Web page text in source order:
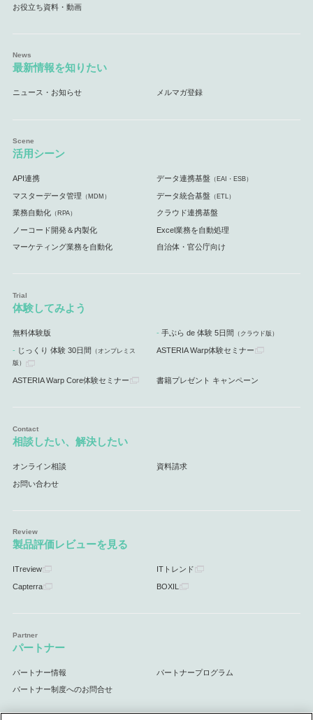
お役立ち資料・動画
最新情報を知りたい
ニュース・お知らせ メルマガ登録
活用シーン
API連携 データ連携基盤 （EAI・ESB）
マスターデータ管理 （MDM） データ統合基盤 （ETL）
業務自動化（RPA） クラウド連携基盤
ノーコード開発＆内製化 Excel業務を自動処理
マーケティング業務を自動化 自治体・官公庁向け
体験してみよう
無料体験版 手ぶら de 体験 5日間 （クラウド版）
じっくり 体験 30日間 （オンプレミス
版）
ASTERIA Warp体験セミナー
ASTERIA Warp Core体験セミナー 書籍プレゼント キャンペーン
相談したい、解決したい
オンライン相談 資料請求
お問い合わせ
製品評価レビューを見る
ITreview ITトレンド
Capterra BOXIL
パートナー
パートナー情報 パートナープログラム
パートナー制度へのお問合せ